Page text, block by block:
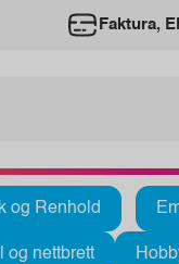
Faktura,
og Renhold
og nettbrett